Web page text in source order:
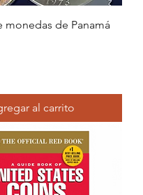
monedas de Panamá
al carrito